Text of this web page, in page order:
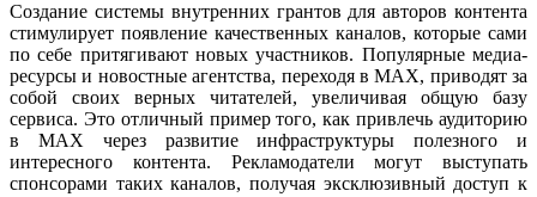
Создание системы внутренних грантов для авторов контента
стимулирует появление качественных каналов, которые сами
по себе притягивают новых участников. Популярные медиа-
ресурсы и новостные агентства, переходя в MAX, приводят за
собой своих верных читателей, увеличивая общую базу
сервиса. Это отличный пример того, как привлечь аудиторию
в MAX через развитие инфраструктуры полезного и
интересного контента. Рекламодатели могут выступать
спонсорами таких каналов, получая эксклюзивный доступ к